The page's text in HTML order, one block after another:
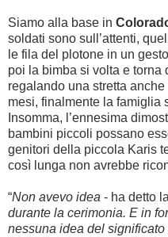
Siamo alla base in
soldati sono sull’attenti,
le fila del plotone in un
poi la bimba si volta e torna
regalando una stretta
mesi, finalmente la famiglia
Insomma, l’ennesima
bambini piccoli possano
genitori della piccola Karis
così lunga non avrebbe
“Non avevo idea - ha detto
durante la cerimonia. E in
nessuna idea del